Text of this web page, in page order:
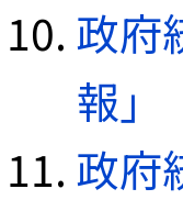
政府
報」
政府